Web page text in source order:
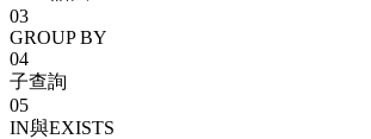
03
GROUP BY
04
⼦查詢
05
IN與EXISTS